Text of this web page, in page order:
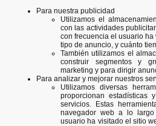
Para nuestra publicidad
Utilizamos el
con las actividades
con frecuencia el usuario
tipo de anuncio, y cuánto
También utilizamos el
construir segmentos y
marketing y para dirigir
Para analizar y mejorar nuestros
Utilizamos diversas
proporcionan estadísticas
servicios. Estas
navegador web a lo
usuario ha visitado el sitio